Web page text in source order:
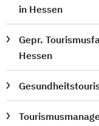
in Hessen
Gepr.
Hessen